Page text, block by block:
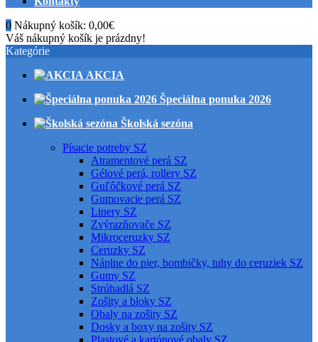
0 Nákupný košík: 0,00€
Váš nákupný košík je prázdny!
Kategórie
AKCIA
Špeciálna ponuka 2026
Školská sezóna
Písacie potreby SZ
Atramentové perá SZ
Gélové perá, rollery SZ
Guľôčkové perá SZ
Gumovacie perá SZ
Linery SZ
Zvýrazňovače SZ
Mikroceruzky SZ
Ceruzky SZ
Náplne do pier, bombičky, tuhy do ceruziek SZ
Gumy SZ
Strúhadlá SZ
Zošity a bloky SZ
Obaly na zošity SZ
Dosky a boxy na zošity SZ
Plastové a kartónové obaly SZ